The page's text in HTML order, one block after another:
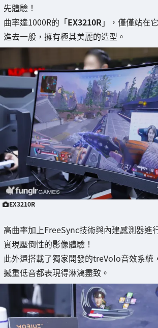
先體驗！
曲率達1000R的「EX3210R」，僅僅站在
進去一般，擁有極其美麗的造型。
EX3210R
高曲率加上FreeSync技術與內建感測器進
實現壓倒性的影像體驗！
此外還搭載了獨家開發的treVolo音效系統
撼重低音都表現得淋漓盡致。